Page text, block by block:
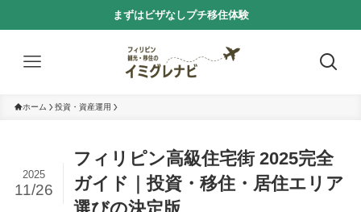
まずはビザなしプチ移住体験
ホーム 投資・資産運用
フィリピン高級住宅街 2025完全
ガイド｜投資・移住・居住エリア
2025
11/26